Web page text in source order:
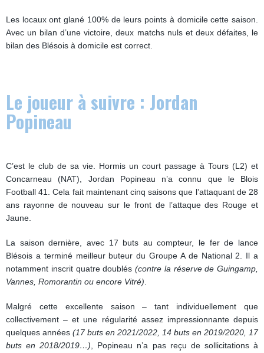
Les locaux ont glané 100% de leurs points à domicile cette saison.
Avec un bilan d’une victoire, deux matchs nuls et deux défaites, le
bilan des Blésois à domicile est correct.
Le joueur à suivre : Jordan
Popineau
C’est le club de sa vie. Hormis un court passage à Tours (L2) et
Concarneau (NAT), Jordan Popineau n’a connu que le Blois
Football 41. Cela fait maintenant cinq saisons que l’attaquant de 28
ans rayonne de nouveau sur le front de l’attaque des Rouge et
Jaune.
La saison dernière, avec 17 buts au compteur, le fer de lance
Blésois a terminé meilleur buteur du Groupe A de National 2. Il a
notamment inscrit quatre doublés (contre la réserve de Guingamp,
Vannes, Romorantin ou encore Vitré)
Malgré cette excellente saison – tant individuellement que
collectivement – et une régularité assez impressionnante depuis
quelques années (17 buts en 2021/2022, 14 buts en 2019/2020, 17
buts en 2018/2019…) , Popineau n’a pas reçu de sollicitations à